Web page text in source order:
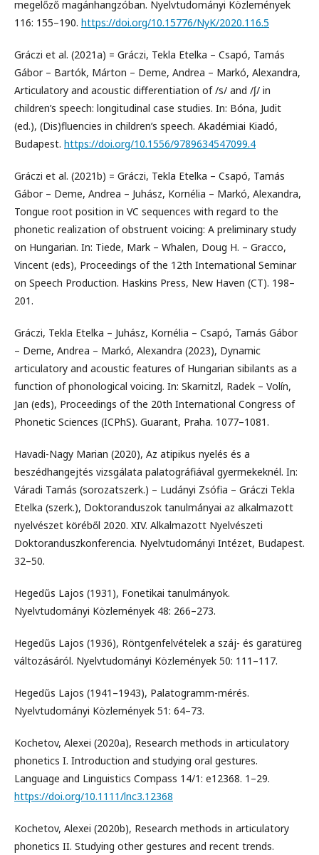
megelőző magánhangzóban. Nyelvtudományi Közlemények
116: 155–190. https://doi.org/10.15776/NyK/2020.116.5
Gráczi et al. (2021a) = Gráczi, Tekla Etelka – Csapó, Tamás
Gábor – Bartók, Márton – Deme, Andrea – Markó, Alexandra,
Articulatory and acoustic differentiation of /s/ and /ʃ/ in
children’s speech: longitudinal case studies. In: Bóna, Judit
(ed.), (Dis)fluencies in children’s speech. Akadémiai Kiadó,
Budapest. https://doi.org/10.1556/9789634547099.4
Gráczi et al. (2021b) = Gráczi, Tekla Etelka – Csapó, Tamás
Gábor – Deme, Andrea – Juhász, Kornélia – Markó, Alexandra,
Tongue root position in VC sequences with regard to the
phonetic realization of obstruent voicing: A preliminary study
on Hungarian. In: Tiede, Mark – Whalen, Doug H. – Gracco,
Vincent (eds), Proceedings of the 12th International Seminar
on Speech Production. Haskins Press, New Haven (CT). 198–
201.
Gráczi, Tekla Etelka – Juhász, Kornélia – Csapó, Tamás Gábor
– Deme, Andrea – Markó, Alexandra (2023), Dynamic
articulatory and acoustic features of Hungarian sibilants as a
function of phonological voicing. In: Skarnitzl, Radek – Volín,
Jan (eds), Proceedings of the 20th International Congress of
Phonetic Sciences (ICPhS). Guarant, Praha. 1077–1081.
Havadi-Nagy Marian (2020), Az atipikus nyelés és a
beszédhangejtés vizsgálata palatográfiával gyermekeknél. In:
Váradi Tamás (sorozatszerk.) – Ludányi Zsófia – Gráczi Tekla
Etelka (szerk.), Doktoranduszok tanulmányai az alkalmazott
nyelvészet köréből 2020. XIV. Alkalmazott Nyelvészeti
Doktoranduszkonferencia. Nyelvtudományi Intézet, Budapest.
32–50.
Hegedűs Lajos (1931), Fonetikai tanulmányok.
Nyelvtudományi Közlemények 48: 266–273.
Hegedűs Lajos (1936), Röntgenfelvételek a száj- és garatüreg
változásáról. Nyelvtudományi Közlemények 50: 111–117.
Hegedűs Lajos (1941–1943), Palatogramm-mérés.
Nyelvtudományi Közlemények 51: 64–73.
Kochetov, Alexei (2020a), Research methods in articulatory
phonetics I. Introduction and studying oral gestures.
Language and Linguistics Compass 14/1: e12368. 1–29.
https://doi.org/10.1111/lnc3.12368
Kochetov, Alexei (2020b), Research methods in articulatory
phonetics II. Studying other gestures and recent trends.